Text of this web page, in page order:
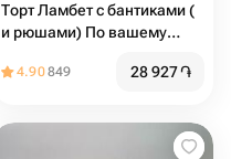
Торт Ламбет с бантиками (
и рюшами) По вашему
надпись
4.90849 28 927֏